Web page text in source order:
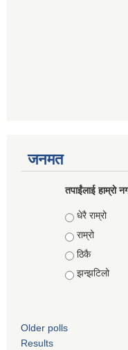
जनमत
तपाईंलाई हाम्रो
Choices
धेरै राम्रो
राम्रो
ठिकै
झन्झटिलो
Older polls
Results